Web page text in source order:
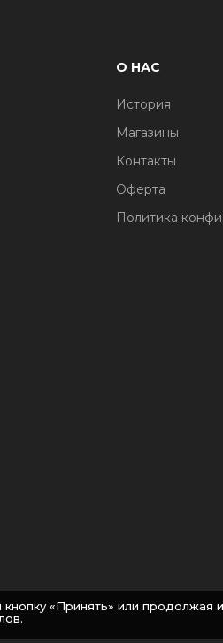
О НАС
История
Магазины
Контакты
Оферта
Политика
«Принять» или продолжая